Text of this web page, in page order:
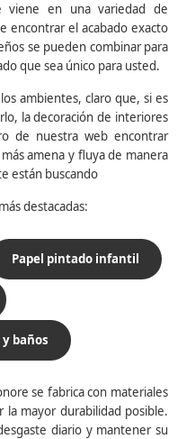
viene en una variedad de
encontrar el acabado exacto
se pueden combinar para
que sea único para usted.
ambientes, claro que, si es
la decoración de interiores
de nuestra web encontrar
amena y fluya de manera
están buscando
destacadas:
Papel pintado infantil
baños
se fabrica con materiales
la mayor durabilidad posible.
diario y mantener su